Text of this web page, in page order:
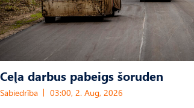
Ceļa darbus pabeigs šoruden
Sabiedrība 03:00, 2. Aug, 2026